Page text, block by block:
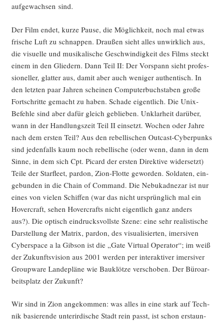
auf­ge­wach­sen sind.
Der Film endet, kur­ze Pau­se, die Mög­lich­keit, noch mal etwas
fri­sche Luft zu schnap­pen. Drau­ßen sieht alles unwirk­lich aus,
die visu­el­le und musi­ka­li­sche Geschwin­dig­keit des Films steckt
einem in den Glie­dern. Dann Teil II: Der Vor­spann sieht pro­fes­
sio­nel­ler, glat­ter aus, damit aber auch weni­ger authen­tisch. In
den letz­ten paar Jah­ren schei­nen Com­pu­ter­buch­sta­ben gro­ße
Fort­schrit­te gemacht zu haben. Scha­de eigent­lich. Die Unix-
Befeh­le sind aber dafür gleich geblie­ben. Unklar­heit dar­über,
wann in der Hand­lungs­zeit Teil II ein­setzt. Wochen oder Jah­re
nach dem ers­ten Teil? Aus den rebel­li­schen Out­cast-Cyber­punks
sind jeden­falls kaum noch rebel­li­sche (oder wenn, dann in dem
Sin­ne, in dem sich Cpt. Picard der ers­ten Direk­ti­ve wider­setzt)
Tei­le der Star­fleet, par­don, Zion-Flot­te gewor­den. Sol­da­ten, ein­
ge­bun­den in die Chain of Com­mand. Die Nebu­kad­ne­zar ist nur
eines von vie­len Schif­fen (war das nicht ursprüng­lich mal ein
Hover­craft, sehen Hover­crafts nicht eigent­lich ganz anders
aus?). Die optisch ein­drucks­volls­te Sze­ne: eine sehr rea­lis­ti­sche
Dar­stel­lung der Matrix, par­don, des visua­li­sier­ten, imersi­ven
Cyber­space a la Gib­son ist die „Gate Vir­tu­al Ope­ra­tor“; im weiß
der Zukunfts­vi­si­on aus 2001 wer­den per inter­ak­ti­ver imersi­ver
Group­ware Lan­de­plä­ne wie Bau­klöt­ze ver­scho­ben. Der Büro­ar­
beits­platz der Zukunft?
Wir sind in Zion ange­kom­men: was alles in eine stark auf Tech­
nik basie­ren­de unter­ir­di­sche Stadt rein passt, ist schon erstaun­